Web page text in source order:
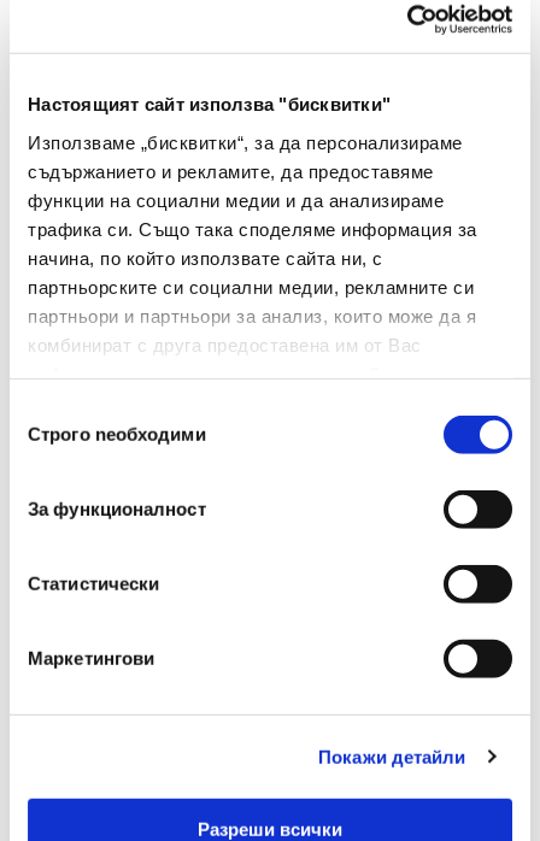
Настоящият сайт използва "бисквитки"
Използваме „бисквитки“, за да персонализираме
съдържанието и рекламите, да предоставяме
функции на социални медии и да анализираме
трафика си. Също така споделяме информация за
начина, по който използвате сайта ни, с
партньорските си социални медии, рекламните си
партньори и партньори за анализ, които може да я
комбинират с друга предоставена им от Вас
наСтрого nеобходими
За функционалност
Статистически
Маркетингови
Покажи детайли
Разреши всички
Дисплея
Разрядност (брой
Символи)
Бутон За Изтриване На
Грешен Символ
Да
Марки Mas
Bluetooth Не
Тип Калкулатор
Батерия
Препоръчани Продукти